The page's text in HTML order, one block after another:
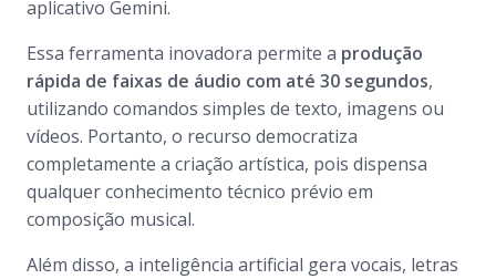
aplicativo Gemini.
Essa ferramenta inovadora permite a produção
rápida de faixas de áudio com até 30 segundos,
utilizando comandos simples de texto, imagens ou
vídeos. Portanto, o recurso democratiza
completamente a criação artística, pois dispensa
qualquer conhecimento técnico prévio em
composição musical.
Além disso, a inteligência artificial gera vocais, letras